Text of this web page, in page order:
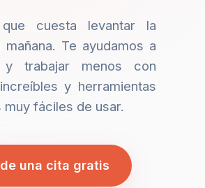
cuesta levantar la
mañana. Te ayudamos a
trabajar menos con
y herramientas
muy fáciles de usar.
una cita gratis